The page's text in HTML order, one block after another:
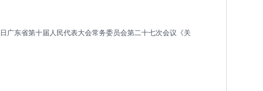
广东省第十届人民代表大会常务委员会第二十七次会议《关